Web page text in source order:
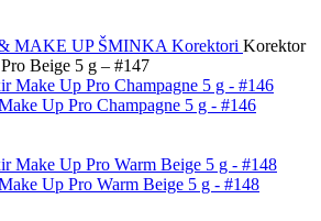
MAKE UP ŠMINKA Korektori Korektor
Beige 5 g – #147
Up Pro Champagne 5 g - #146
Up Pro Warm Beige 5 g - #148